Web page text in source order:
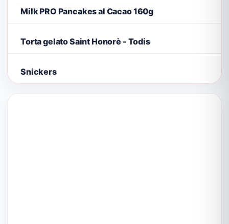
Milk PRO Pancakes al Cacao 160g
Torta gelato Saint Honorè - Todis
Snickers